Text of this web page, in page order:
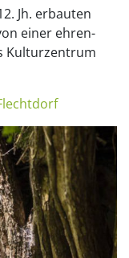
Jh. erbauten
einer ehren-
Kulturzentrum